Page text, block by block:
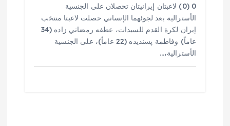
0 (0) لاعبتان إيرانيتان تحصلان على الجنسية
الأسترالية بعد لجوئهما الإنساني حصلت لاعبتا منتخب
إيران لكرة القدم للسيدات، عطفه رمضاني زاده (34
عاماً) وفاطمة پسنديده (22 عاماً)، على الجنسية
الأسترالية،…